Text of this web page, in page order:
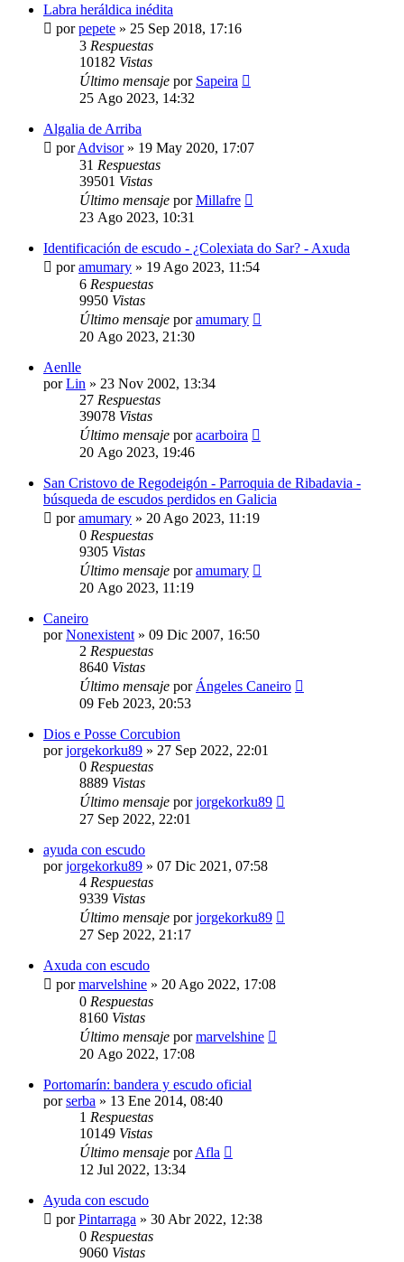
Labra heráldica inédita
porpepete » 25 Sep 2018, 17:16
3 Respuestas
10182 Vistas
Último mensaje por Sapeira
25 Ago 2023, 14:32
Algalia de Arriba
porAdvisor» 19 May 2020, 17:07
31 Respuestas
39501 Vistas
Último mensaje porMillafre
23 Ago 2023, 10:31
Identificación de escudo - ¿Colexiata do Sar? - Axuda
poramumary » 19 Ago 2023, 11:54
6 Respuestas
9950 Vistas
Último mensaje poramumary
20 Ago 2023, 21:30
Aenlle
porLin » 23 Nov 2002, 13:34
27 Respuestas
39078 Vistas
Último mensaje poracarboira
20 Ago 2023, 19:46
San Cristovo de Regodeigón - Parroquia de Ribadavia -
búsqueda de escudos perdidos en Galicia
poramumary » 20 Ago 2023, 11:19
0 Respuestas
9305 Vistas
Último mensaje poramumary
20 Ago 2023, 11:19
Caneiro
porNonexistent » 09 Dic 2007, 16:50
2 Respuestas
8640 Vistas
Último mensaje por Ángeles Caneiro
09 Feb 2023, 20:53
Dios e Posse Corcubion
porjorgekorku89 » 27 Sep 2022, 22:01
0 Respuestas
8889 Vistas
Último mensaje porjorgekorku89
27 Sep 2022, 22:01
ayuda con escudo
porjorgekorku89 » 07 Dic 2021, 07:58
4 Respuestas
9339 Vistas
Último mensaje porjorgekorku89
27 Sep 2022, 21:17
Axuda con escudo
pormarvelshine » 20 Ago 2022, 17:08
0 Respuestas
8160 Vistas
Último mensaje pormarvelshine
20 Ago 2022, 17:08
Portomarín: bandera y escudo oficial
porserba » 13 Ene 2014, 08:40
1 Respuestas
10149 Vistas
Último mensaje porAfla
12 Jul 2022, 13:34
Ayuda con escudo
porPintarraga » 30 Abr 2022, 12:38
0 Respuestas
9060 Vistas